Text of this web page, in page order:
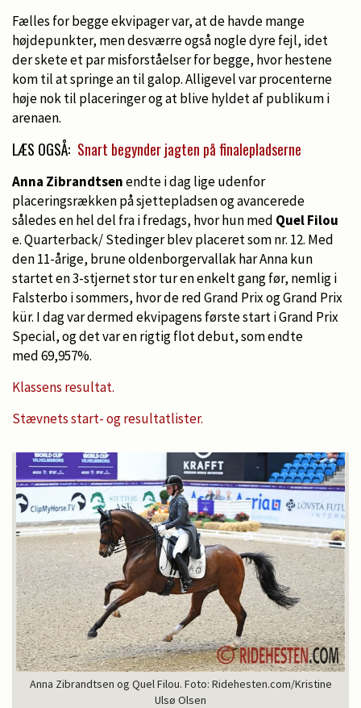
Fælles for begge ekvipager var, at de havde mange
højdepunkter, men desværre også nogle dyre fejl, idet
der skete et par misforståelser for begge, hvor hestene
kom til at springe an til galop. Alligevel var procenterne
høje nok til placeringer og at blive hyldet af publikum i
arenaen.
LÆS OGSÅ: Snart begynder jagten på finalepladserne
Anna Zibrandtsenendte i dag lige udenfor
placeringsrækken på sjettepladsen og avancerede
således en hel del fra i fredags, hvor hun med Quel Filou
e. Quarterback/ Stedinger blev placeret som nr. 12. Med
den 11-årige, brune oldenborgervallak har Anna kun
startet en 3-stjernet stor tur en enkelt gang før, nemlig i
Falsterbo i sommers, hvor de red Grand Prix og Grand Prix
kür. I dag var dermed ekvipagens første start i Grand Prix
Special, og det var en rigtig flot debut, som endte
med 69,957%.
Klassens resultat.
Stævnets start- og resultatlister.
Anna Zibrandtsen og Quel Filou. Foto: Ridehesten.com/Kristine
Ulsø Olsen